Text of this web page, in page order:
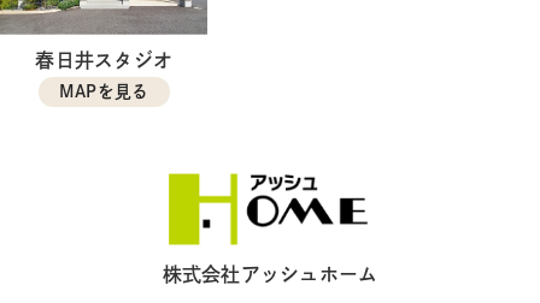
春日井スタジオ
MAPを見る
株式会社アッシュホーム